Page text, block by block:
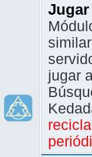
Jugar
jugar